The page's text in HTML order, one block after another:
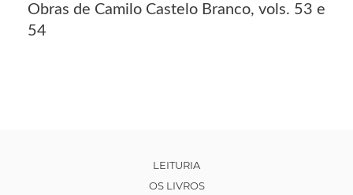
Obras de Camilo Castelo Branco, vols. 53 e
54
LEITURIA
OS LIVROS